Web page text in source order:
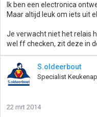
Ik ben een electronica
Maar altijd leuk om iets uit
Je verwacht niet het relais
wel ff checken, zit deze in
S.oldeerbout
Specialist
22 mrt 2014